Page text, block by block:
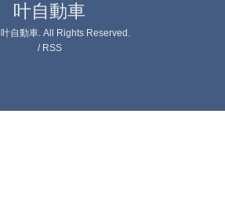
叶自動車
叶自動車. All Rights Reserved.
/ RSS